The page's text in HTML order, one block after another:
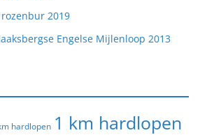
2019
Engelse Mijlenloop 2013
hardlopen 1 km hardlopen